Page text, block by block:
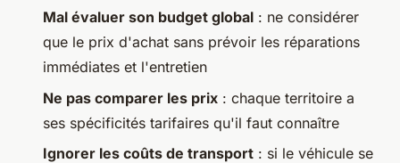
Mal évaluer son budget global : ne considérer
que le prix d'achat sans prévoir les réparations
immédiates et l'entretien
Ne pas comparer les prix : chaque territoire a
ses spécificités tarifaires qu'il faut connaître
Ignorer les coûts de transport : si le véhicule se